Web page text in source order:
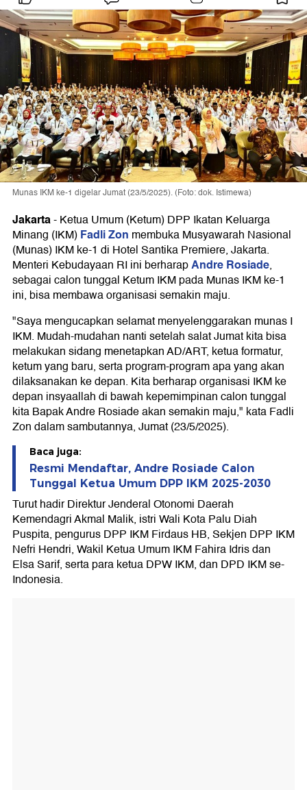
Munas IKM ke-1 digelar Jumat (23/5/2025). (Foto: dok. Istimewa)
Jakarta-Ketua Umum (Ketum) DPP Ikatan Keluarga
Minang (IKM)Fadli Zon membuka Musyawarah Nasional
(Munas) IKM ke-1 di Hotel Santika Premiere, Jakarta.
Menteri Kebudayaan RI ini berharapAndre Rosiade,
sebagai calon tunggal Ketum IKM pada Munas IKM ke-1
ini, bisa membawa organisasi semakin maju.
"Saya mengucapkan selamat menyelenggarakan munas I
IKM. Mudah-mudahan nanti setelah salat Jumat kita bisa
melakukan sidang menetapkan AD/ART, ketua formatur,
ketum yang baru, serta program-program apa yang akan
dilaksanakan ke depan. Kita berharap organisasi IKM ke
depan insyaallah di bawah kepemimpinan calon tunggal
kita Bapak Andre Rosiade akan semakin maju," kata Fadli
Zon dalam sambutannya, Jumat (23/5/2025).
Baca juga:
Resmi Mendaftar, Andre Rosiade Calon
Tunggal Ketua Umum DPP IKM 2025-2030
Turut hadir Direktur Jenderal Otonomi Daerah
Kemendagri Akmal Malik, istri Wali Kota Palu Diah
Puspita, pengurus DPP IKM Firdaus HB, Sekjen DPP IKM
Nefri Hendri, Wakil Ketua Umum IKM Fahira Idris dan
Elsa Sarif, serta para ketua DPW IKM, dan DPD IKM se-
Indonesia.